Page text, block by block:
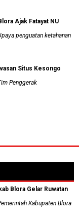
Ajak Fatayat NU
penguatan ketahanan
Situs Kesongo
Penggerak
Blora Gelar Ruwatan
Kabupaten Blora